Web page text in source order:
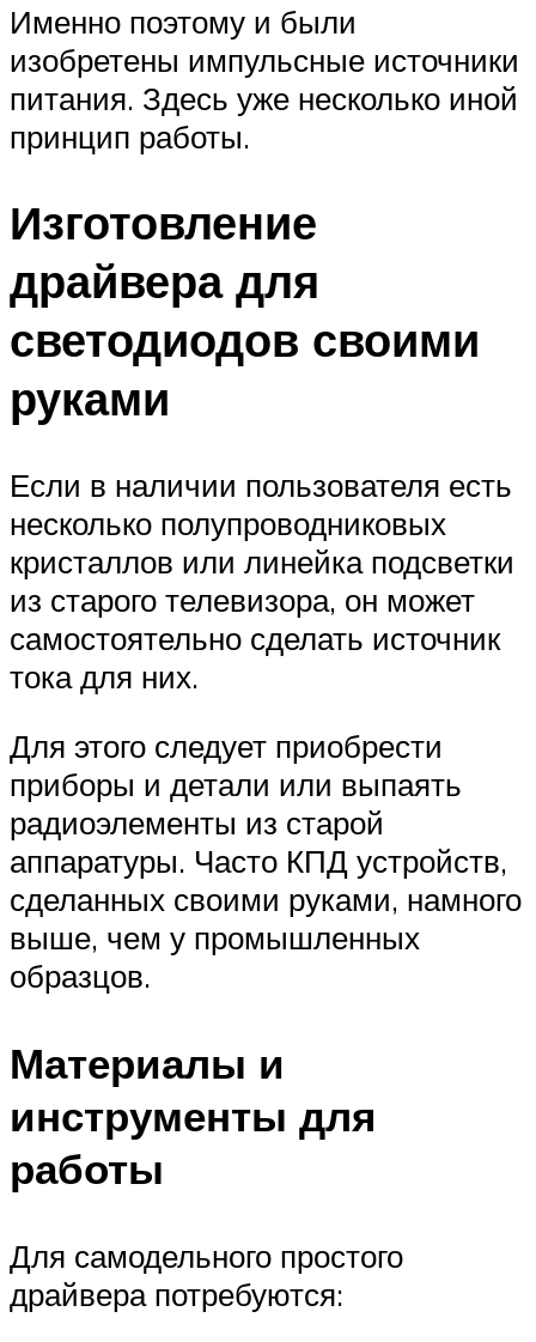
Именно поэтому и были
изобретены импульсные источники
питания. Здесь уже несколько иной
принцип работы.
Изготовление
драйвера для
светодиодов своими
руками
Если в наличии пользователя есть
несколько полупроводниковых
кристаллов или линейка подсветки
из старого телевизора, он может
самостоятельно сделать источник
тока для них.
Для этого следует приобрести
приборы и детали или выпаять
радиоэлементы из старой
аппаратуры. Часто КПД устройств,
сделанных своими руками, намного
выше, чем у промышленных
образцов.
Материалы и
инструменты для
работы
Для самодельного простого
драйвера потребуются: